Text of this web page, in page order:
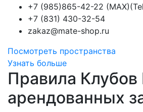
+7 (985)865-42-22
+7 (831) 430-32-54
zakaz@mate-shop.ru
Посмотреть пространства
Узнать больше
Правила
арендованных